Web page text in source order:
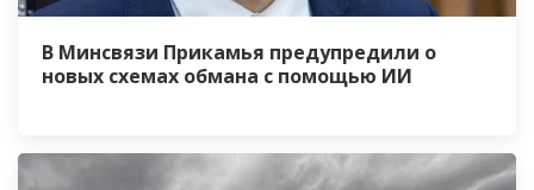
В Минсвязи Прикамья предупредили о
новых схемах обмана с помощью ИИ